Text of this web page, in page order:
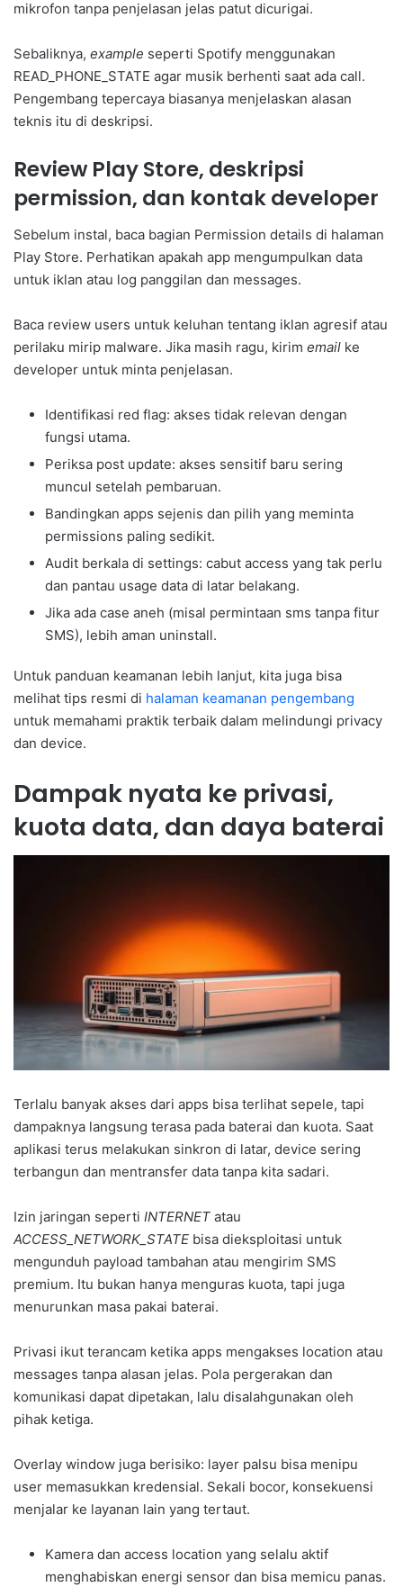
mikrofon tanpa penjelasan jelas patut dicurigai.
Sebaliknya, example seperti Spotify menggunakan
READ_PHONE_STATE agar musik berhenti saat ada call.
Pengembang tepercaya biasanya menjelaskan alasan
teknis itu di deskripsi.
Review Play Store, deskripsi
permission, dan kontak developer
Sebelum instal, baca bagian Permission details di halaman
Play Store. Perhatikan apakah app mengumpulkan data
untuk iklan atau log panggilan dan messages.
Baca review users untuk keluhan tentang iklan agresif atau
perilaku mirip malware. Jika masih ragu, kirim email ke
developer untuk minta penjelasan.
Identifikasi red flag: akses tidak relevan dengan
fungsi utama.
Periksa post update: akses sensitif baru sering
muncul setelah pembaruan.
Bandingkan apps sejenis dan pilih yang meminta
permissions paling sedikit.
Audit berkala di settings: cabut access yang tak perlu
dan pantau usage data di latar belakang.
Jika ada case aneh (misal permintaan sms tanpa fitur
SMS), lebih aman uninstall.
Untuk panduan keamanan lebih lanjut, kita juga bisa
melihat tips resmi di halaman keamanan pengembang
untuk memahami praktik terbaik dalam melindungi privacy
dan device.
Dampak nyata ke privasi,
kuota data, dan daya baterai
Terlalu banyak akses dari apps bisa terlihat sepele, tapi
dampaknya langsung terasa pada baterai dan kuota. Saat
aplikasi terus melakukan sinkron di latar, device sering
terbangun dan mentransfer data tanpa kita sadari.
Izin jaringan seperti INTERNET atau
ACCESS_NETWORK_STATE bisa dieksploitasi untuk
mengunduh payload tambahan atau mengirim SMS
premium. Itu bukan hanya menguras kuota, tapi juga
menurunkan masa pakai baterai.
Privasi ikut terancam ketika apps mengakses location atau
messages tanpa alasan jelas. Pola pergerakan dan
komunikasi dapat dipetakan, lalu disalahgunakan oleh
pihak ketiga.
Overlay window juga berisiko: layer palsu bisa menipu
user memasukkan kredensial. Sekali bocor, konsekuensi
menjalar ke layanan lain yang tertaut.
Kamera dan access location yang selalu aktif
menghabiskan energi sensor dan bisa memicu panas.